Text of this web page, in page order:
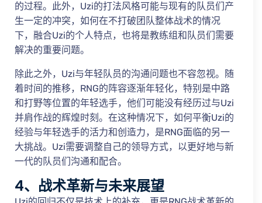
的过程。此外，Uzi的打法风格可能与现有的队员们产
生一定的冲突，如何在不打破团队整体战术的情况
下，融合Uzi的个人特点，也将是教练组和队员们需要
解决的重要问题。
除此之外，Uzi与年轻队员的沟通问题也不容忽视。随
着时间的推移，RNG的阵容逐渐年轻化，特别是中路
和打野等位置的年轻选手，他们可能没有经历过与Uzi
并肩作战的辉煌时刻。在这种情况下，如何平衡Uzi的
经验与年轻选手的活力和创造力，是RNG面临的另一
大挑战。Uzi需要调整自己的领导方式，以更好地与新
一代的队员们沟通和配合。
4、战术革新与未来展望